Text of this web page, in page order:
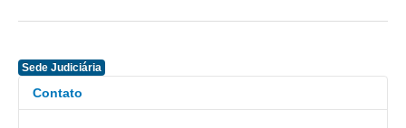
Varas do Trabalho
Juízes Roraima
Sede Judiciária
Contato